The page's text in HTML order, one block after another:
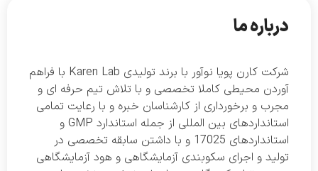
درباره ما
شرکت کارن پویا نوآور با برند تولیدی Karen Lab با فراهم
آوردن محیطی کاملا تخصصی و با تلاش تیم حرفه ای و
مجرب و برخورداری از کارشناسان خبره و با رعایت تمامی
استانداردهای بین المللی از جمله استاندارد GMP و
استانداردهای 17025 و با داشتن سابقه تخصصی در
تولید و اجرای سکوبندی آزمایشگاهی و هود آزمایشگاهی